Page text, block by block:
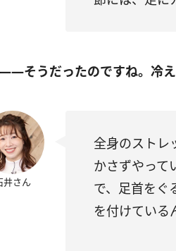
そうだったのですね。冷え
井さん
全身のストレ
かさずやって
で、足首をぐ
を付けている